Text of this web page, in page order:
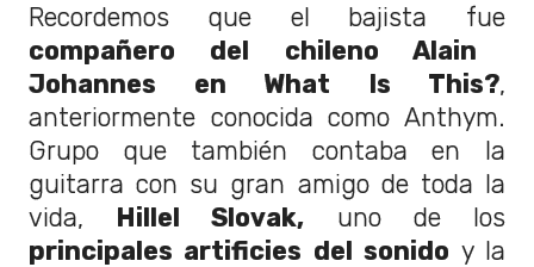
Recordemos que el bajista fue
compañero del chileno Alain
Johannes en What Is This?,
anteriormente conocida como Anthym.
Grupo que también contaba en la
guitarra con su gran amigo de toda la
vida, Hillel Slovak, uno de los
principales artificies del sonido y la